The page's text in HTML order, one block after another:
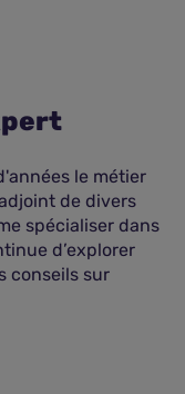
le métier
de divers
spécialiser dans
d’explorer
conseils sur